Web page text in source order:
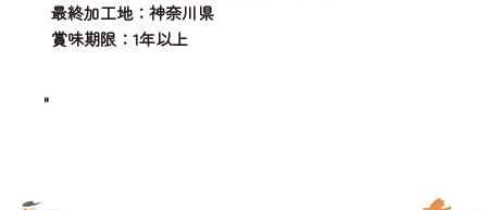
最終加工地：神奈川県
賞味期限：1年以上
"